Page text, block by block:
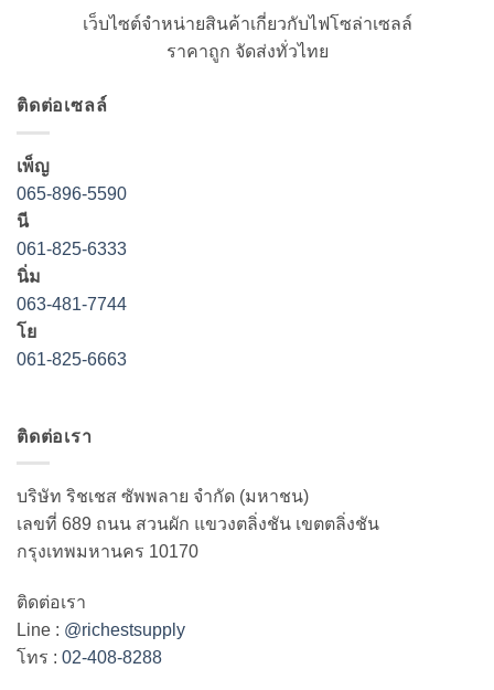
เว็บไซต์จำหน่ายสินค้าเกี่ยวกับไฟโซล่าเซลล์
ราคาถูก จัดส่งทั่วไทย
ติดต่อเซลล์
เพ็ญ
065-896-5590
นี
061-825-6333
นิ่ม
063-481-7744
โย
061-825-6663
ติดต่อเรา
บริษัท ริชเชส ซัพพลาย จำกัด (มหาชน)
เลขที่ 689 ถนน สวนผัก แขวงตลิ่งชัน เขตตลิ่งชัน
กรุงเทพมหานคร 10170
ติดต่อเรา
Line : @richestsupply
โทร : 02-408-8288